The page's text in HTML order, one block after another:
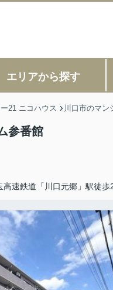
エリアから探す
21 ニコハウス 川口市のマン
参番館
高速鉄道「川口元郷」駅徒歩